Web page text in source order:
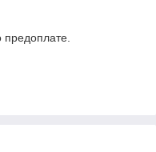
предоплате.